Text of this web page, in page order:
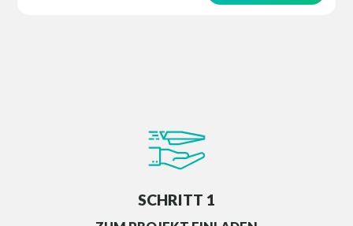
SCHRITT 1